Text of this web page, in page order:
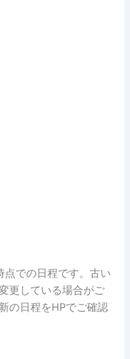
点での日程です。古い
更している場合がご
の日程をHPでご確認